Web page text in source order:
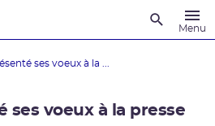
Menu
ses voeux à la ...
ses voeux à la presse